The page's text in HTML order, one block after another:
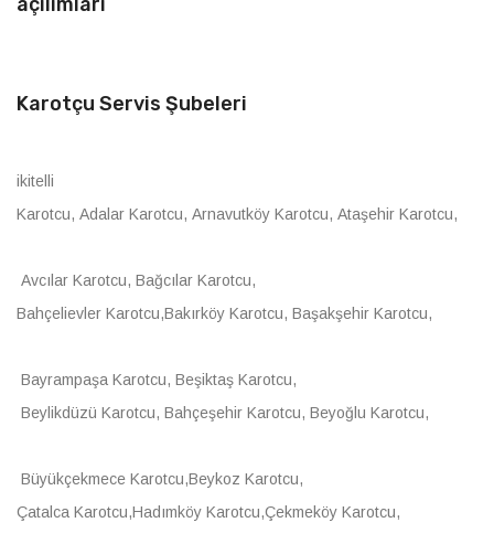
Karotçu Servis Şubeleri
ikitelli
Karotcu, Adalar Karotcu, Arnavutköy Karotcu, Ataşehir Karotcu,
Avcılar Karotcu, Bağcılar Karotcu,
Bahçelievler Karotcu,Bakırköy Karotcu, Başakşehir Karotcu,
Bayrampaşa Karotcu, Beşiktaş Karotcu,
Beylikdüzü Karotcu, Bahçeşehir Karotcu, Beyoğlu Karotcu,
Büyükçekmece Karotcu,Beykoz Karotcu,
Çatalca Karotcu,Hadımköy Karotcu,Çekmeköy Karotcu,